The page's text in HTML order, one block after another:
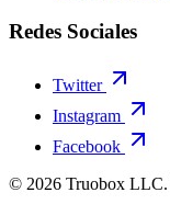
Redes Sociales
Twitter
Instagram
Facebook
© 2026 Truobox LLC.